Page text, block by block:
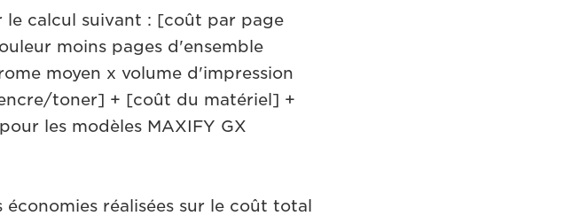
le calcul suivant : [coût par page
moins pages d'ensemble
moyen x volume d'impression
toner] + [coût du matériel] +
les modèles MAXIFY GX
réalisées sur le coût total